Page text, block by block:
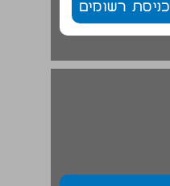
כניסת רשומים